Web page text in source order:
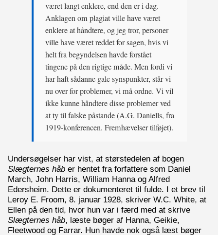
været langt enklere, end den er i dag.
Anklagen om plagiat ville have været
enklere at håndtere, og jeg tror, personer
ville have været reddet for sagen, hvis vi
helt fra begyndelsen havde forstået
tingene på den rigtige måde. Men fordi vi
har haft sådanne gale synspunkter, står vi
nu over for problemer, vi må ordne. Vi vil
ikke kunne håndtere disse problemer ved
at ty til falske påstande (A.G. Daniells, fra
1919-konferencen. Fremhævelser tilføjet).
Undersøgelser har vist, at størstedelen af bogen
Slægternes håb er hentet fra forfattere som Daniel
March, John Harris, William Hanna og Alfred
Edersheim. Dette er dokumenteret til fulde. I et brev til
Leroy E. Froom, 8. januar 1928, skriver W.C. White, at
Ellen på den tid, hvor hun var i færd med at skrive
Slægternes håb, læste bøger af Hanna, Geikie,
Fleetwood og Farrar. Hun havde nok også læst bøger